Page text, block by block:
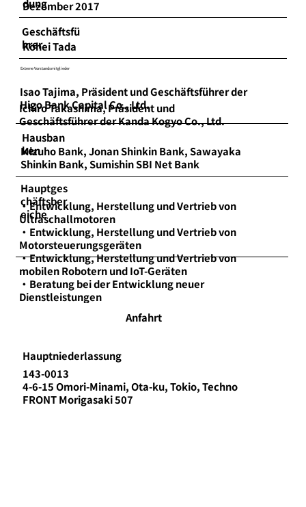
dung
Geschäftsfü
hrer
Dezember 2017
Kohei Tada
Externe Vorstandsmitglieder
Isao Tajima, Präsident und Geschäftsführer der
Higo Bank Capital Co., Ltd.
Hausban
ken
Mizuho Bank, Jonan Shinkin Bank, Sawayaka
Shinkin Bank, Sumishin SBI Net Bank
Ichiro Takashima, Präsident und
Geschäftsführer der Kanda Kogyo Co., Ltd.
Hauptges
chäftsber
eiche
・Entwicklung, Herstellung und Vertrieb von
Ultraschallmotoren
・Entwicklung, Herstellung und Vertrieb von
Motorsteuerungsgeräten
・Entwicklung, Herstellung und Vertrieb von
mobilen Robotern und IoT-Geräten
・Beratung bei der Entwicklung neuer
Dienstleistungen
Anfahrt
Hauptniederlassung
143-0013
4-6-15 Omori-Minami, Ota-ku, Tokio, Techno
FRONT Morigasaki 507